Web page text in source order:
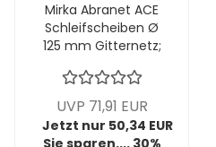
Mirka Abranet ACE
Schleifscheiben Ø
125 mm Gitternetz;
Stck/Pck
UVP 71,91 EUR
Jetzt nur 50,34 EUR
Sie sparen.... 30%